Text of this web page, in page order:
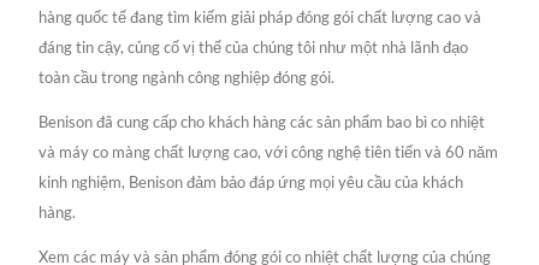
hàng quốc tế đang tìm kiếm giải pháp đóng gói chất lượng cao và
đáng tin cậy, củng cố vị thế của chúng tôi như một nhà lãnh đạo
toàn cầu trong ngành công nghiệp đóng gói.
Benison đã cung cấp cho khách hàng các sản phẩm bao bì co nhiệt
và máy co màng chất lượng cao, với công nghệ tiên tiến và 60 năm
kinh nghiệm, Benison đảm bảo đáp ứng mọi yêu cầu của khách
hàng.
Xem các máy và sản phẩm đóng gói co nhiệt chất lượng của chúng